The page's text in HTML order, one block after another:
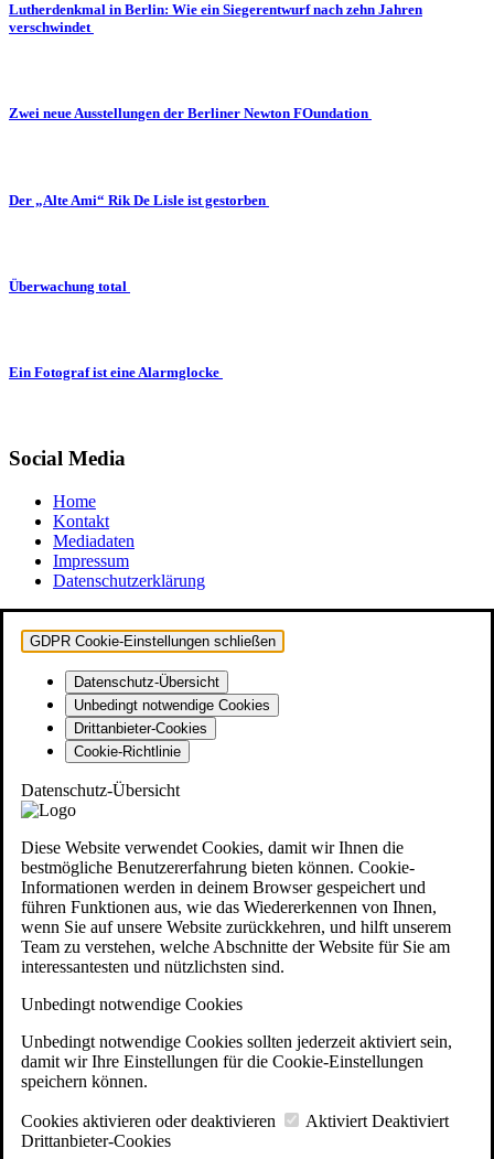
Lutherdenkmal in Berlin: Wie ein Siegerentwurf nach zehn Jahren
verschwindet
Zwei neue Ausstellungen der Berliner Newton FOundation
Der „Alte Ami“ Rik De Lisle ist gestorben
Überwachung total
Ein Fotograf ist eine Alarmglocke
Social Media
Home
Kontakt
Mediadaten
Impressum
Datenschutzerklärung
GDPR Cookie-Einstellungen schließen
Datenschutz-Übersicht
Unbedingt notwendige Cookies
Drittanbieter-Cookies
Cookie-Richtlinie
Datenschutz-Übersicht
Diese Website verwendet Cookies, damit wir Ihnen die
bestmögliche Benutzererfahrung bieten können. Cookie-
Informationen werden in deinem Browser gespeichert und
führen Funktionen aus, wie das Wiedererkennen von Ihnen,
wenn Sie auf unsere Website zurückkehren, und hilft unserem
Team zu verstehen, welche Abschnitte der Website für Sie am
interessantesten und nützlichsten sind.
Unbedingt notwendige Cookies
Unbedingt notwendige Cookies sollten jederzeit aktiviert sein,
damit wir Ihre Einstellungen für die Cookie-Einstellungen
speichern können.
Cookies aktivieren oder deaktivieren Aktiviert Deaktiviert
Drittanbieter-Cookies